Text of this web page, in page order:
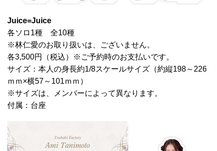
Juice=Juice
各ソロ1種 全10種
※林仁愛のお取り扱いは、ございません。
各3,500円（税込）※ご予約時のお支払いです。
サイズ：本人の身長約1/8スケールサイズ（約縦198～226
ｍｍ×横57～101ｍｍ）
※サイズは、メンバーによって異なります。
付属：台座